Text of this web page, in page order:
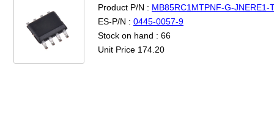
Product P/N : MB85RC1MTPNF-G-JNERE1-
ES-P/N : 0445-0057-9
Stock on hand : 66
Unit Price 174.20